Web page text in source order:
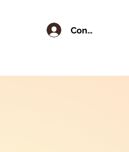
Conectează-